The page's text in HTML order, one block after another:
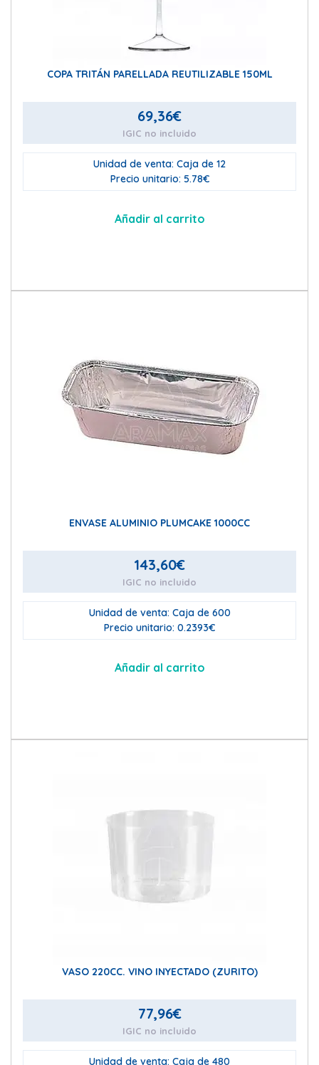
COPA TRITÁN PARELLADA REUTILIZABLE 150ML
69,36€
IGIC no incluido
Unidad de venta: Caja de 12
Precio unitario: 5.78€
Añadir al carrito
ENVASE ALUMINIO PLUMCAKE 1000CC
143,60€
IGIC no incluido
Unidad de venta: Caja de 600
Precio unitario: 0.2393€
Añadir al carrito
VASO 220CC. VINO INYECTADO (ZURITO)
77,96€
IGIC no incluido
Unidad de venta: Caja de 480